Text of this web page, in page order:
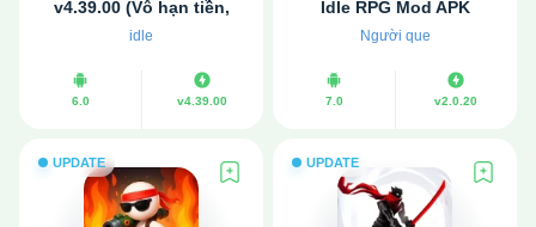
v4.39.00 (Vô hạn tiền,
Premium)
idle
6.0 v4.39.00
Idle RPG Mod APK
v2.0.20 (Vô hạn tiền, Bất
Người que
7.0 v2.0.20
UPDATE UPDATE